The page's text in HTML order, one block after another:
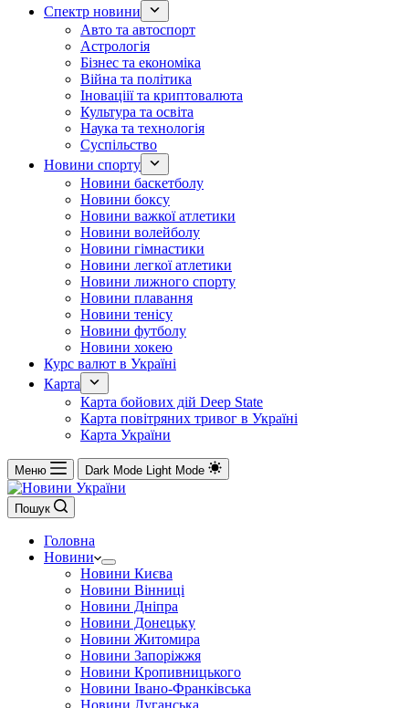
Спектр новини
Авто та автоспорт
Астрологія
Бізнес та економіка
Війна та політика
Іноваціії та криптовалюта
Культура та освіта
Наука та технологія
Суспільство
Новини спорту
Новини баскетболу
Новини боксу
Новини важкої атлетики
Новини волейболу
Новини гімнастики
Новини легкої атлетики
Новини лижного спорту
Новини плавання
Новини тенісу
Новини футболу
Новини хокею
Курс валют в Україні
Карта
Карта бойових дій Deep State
Карта повітряних тривог в Україні
Карта України
Меню Dark Mode Light Mode
Пошук
Головна
Новини
Новини Києва
Новини Вінниці
Новини Дніпра
Новини Донецьку
Новини Житомира
Новини Запоріжжя
Новини Кропивницького
Новини Івано-Франківська
Новини Луганська